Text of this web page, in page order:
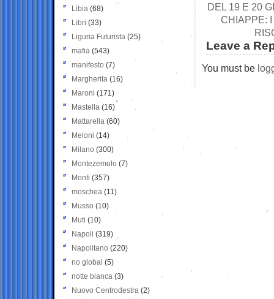
DEL 19 E 20
CHIAPPE:
Leave a
You must be
Libia (68)
Libri (33)
Liguria Futurista (25)
mafia (543)
manifesto (7)
Margherita (16)
Maroni (171)
Mastella (16)
Mattarella (60)
Meloni (14)
Milano (300)
Montezemolo (7)
Monti (357)
moschea (11)
Musso (10)
Muti (10)
Napoli (319)
Napolitano (220)
no global (5)
notte bianca (3)
Nuovo Centrodestra (2)